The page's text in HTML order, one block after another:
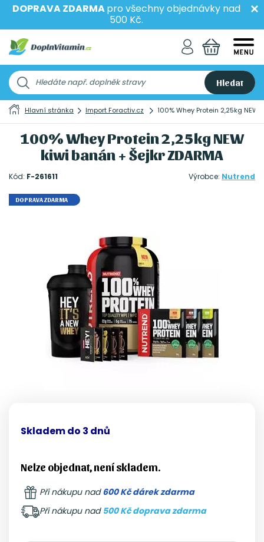
DOPRAVA ZDARMApro všechny objednávky nad
500 Kč.
Hledat
Hlavní stránka Import Foractiv.cz 100% Whey Protein 2,25kg NEW
100% Whey Protein 2,25kg NEW
kiwi banán + Šejkr ZDARMA
Kód: F-261611 Výrobce: Nutrend
DOPRAVA ZDARMA
Skladem do 3 dnů
Nelze objednat, není skladem.
Při nákupu nad600 Kč dárek zdarma
Při nákupu nad 500 Kč doprava zdarma